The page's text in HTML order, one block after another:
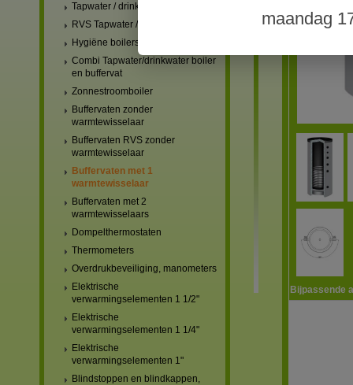
Tapwater / drinkwater boilers
RVS Tapwater / drinkwater boilers
Hygiëne boilers
Combi Tapwater/drinkwater boiler
en buffervat
Zonnestroomboiler
Buffervaten zonder
warmtewisselaar
Buffervaten RVS zonder
warmtewisselaar
Buffervaten met 1
warmtewisselaar
Buffervaten met 2
warmtewisselaars
Dompelthermostaten
Thermometers
Overdrukbeveiliging, manometers
Elektrische
verwarmingselementen 1 1/2"
Elektrische
verwarmingselementen 1 1/4"
Elektrische
verwarmingselementen 1"
Blindstoppen en blindkappen,
maandag
Bijpassende